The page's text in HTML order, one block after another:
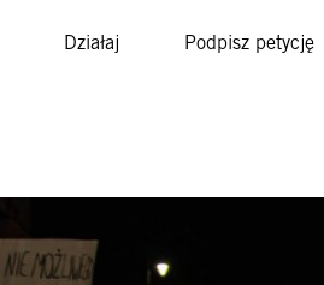
Działaj Podpisz petycję